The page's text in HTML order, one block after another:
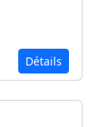
Détails